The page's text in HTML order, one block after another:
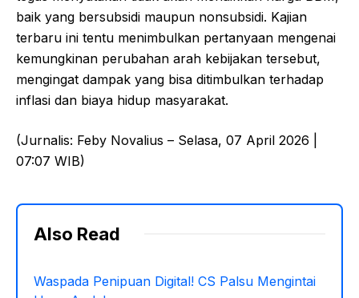
baik yang bersubsidi maupun nonsubsidi. Kajian
terbaru ini tentu menimbulkan pertanyaan mengenai
kemungkinan perubahan arah kebijakan tersebut,
mengingat dampak yang bisa ditimbulkan terhadap
inflasi dan biaya hidup masyarakat.
(Jurnalis: Feby Novalius – Selasa, 07 April 2026 |
07:07 WIB)
Also Read
Waspada Penipuan Digital! CS Palsu Mengintai